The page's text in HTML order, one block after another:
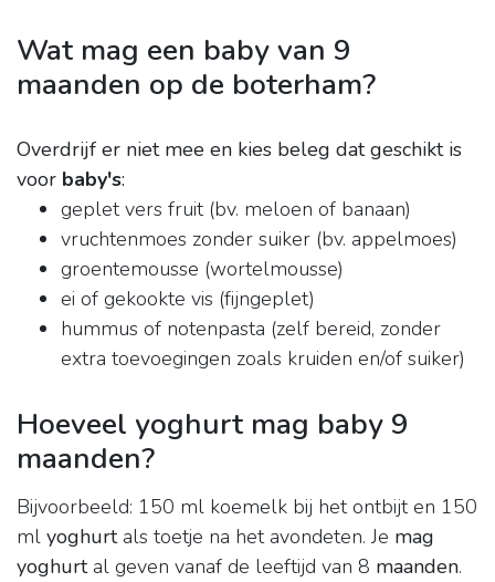
Wat mag een baby van 9
maanden op de boterham?
Overdrijf er niet mee en kies beleg dat geschikt is
voor baby's:
geplet vers fruit (bv. meloen of banaan)
vruchtenmoes zonder suiker (bv. appelmoes)
groentemousse (wortelmousse)
ei of gekookte vis (fijngeplet)
hummus of notenpasta (zelf bereid, zonder
extra toevoegingen zoals kruiden en/of suiker)
Hoeveel yoghurt mag baby 9
maanden?
Bijvoorbeeld: 150 ml koemelk bij het ontbijt en 150
ml yoghurtals toetje na het avondeten. Je mag
yoghurtal geven vanaf de leeftijd van 8 maanden.